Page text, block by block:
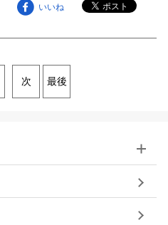
いいね
次 最後